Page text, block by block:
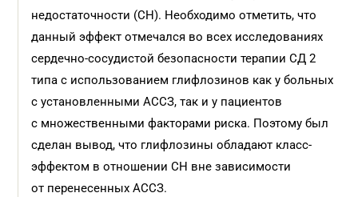
недостаточности (СН). Необходимо отметить, что
данный эффект отмечался во всех исследованиях
сердечно-сосудистой безопасности терапии СД 2
типа с использованием глифлозинов как у больных
с установленными АССЗ, так и у пациентов
с множественными факторами риска. Поэтому был
сделан вывод, что глифлозины обладают класс-
эффектом в отношении СН вне зависимости
от перенесенных АССЗ.